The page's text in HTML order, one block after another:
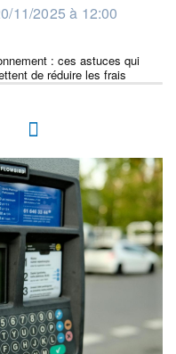
11/2025 à 12:00
: ces astuces qui
de réduire les frais